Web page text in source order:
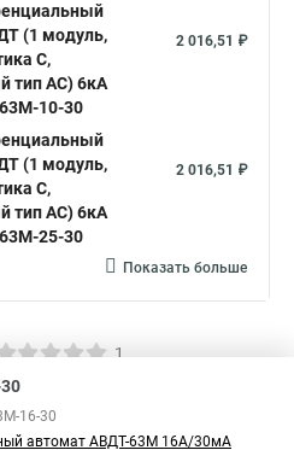
(1 модуль,
C,
тип AС) 6кА
10-30
2 016,51 ₽
(1 модуль,
C,
тип AС) 6кА
25-30
2 016,51 ₽
Показать больше
1
магазинTDMв России
16-30
автомат АВДТ-63М 16А/30мА